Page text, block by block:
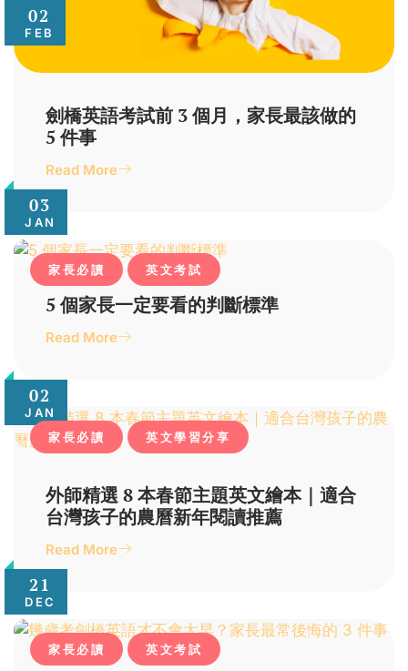
02
FEB
劍橋英語考試前 3 個月，家長最該做的
5 件事
Read More
03
JAN
家長必讀 英文考試
5 個家長一定要看的判斷標準
Read More
02
JAN
家長必讀
英文學習分享
外師精選 8 本春節主題英文繪本｜適合
台灣孩子的農曆新年閱讀推薦
Read More
21
DEC
家長必讀 英文考試